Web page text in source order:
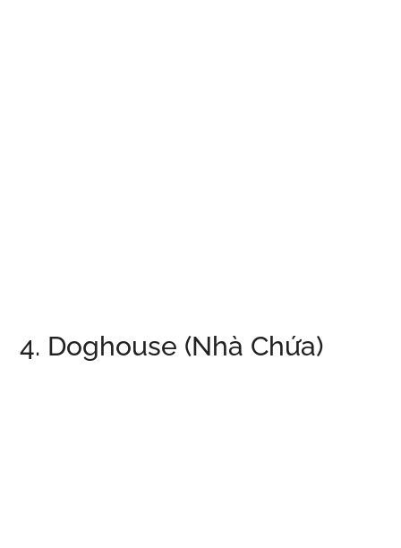
4. Doghouse (Nhà Chứa)